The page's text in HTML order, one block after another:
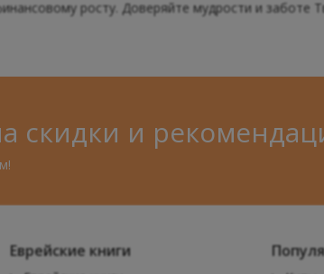
росту. Доверяйте мудрости и заботе
скидки и
Еврейские книги